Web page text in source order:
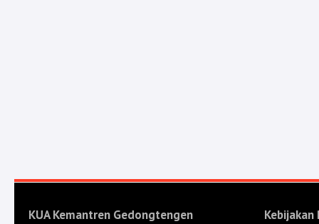
KUA Kemantren Gedongtengen Kebijakan